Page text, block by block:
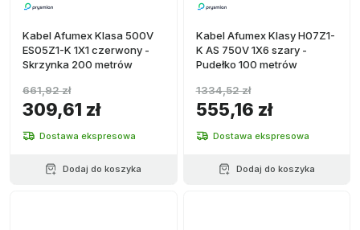
Kabel Afumex Klasa 500V
ES05Z1-K 1X1 czerwony -
Skrzynka 200 metrów
309,61 zł
661,92 zł
Dostawa ekspresowa
Dodaj do koszyka
Kabel Afumex Klasy H07Z1-
K AS 750V 1X6 szary -
Pudełko 100 metrów
555,16 zł
1334,52 zł
Dostawa ekspresowa
Dodaj do koszyka